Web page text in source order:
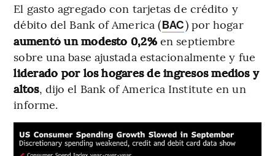
El gasto agregado con tarjetas de crédito y
débito del Bank of America (BAC) por hogar
aumentó un modesto 0,2%en septiembre
sobre una base ajustada estacionalmente y fue
liderado por los hogares de ingresos medios y
altos, dijo el Bank of America Institute en un
informe.